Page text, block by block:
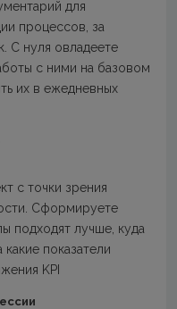
для
процессов, за
С нуля овладеете
с ними на базовом
их в ежедневных
с точки зрения
Сформируете
подходят лучше, куда
показатели
KPI